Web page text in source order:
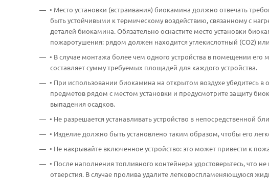
• Место установки (встраивания) биокамина должно отвечать
быть устойчивыми к термическому воздействию, связанному с
деталей биокамина. Обязательно оснастите место установки
пожаротушения: рядом должен находится углекислотный (CO2)
• В случае монтажа более чем одного устройства в помещении
составляет сумму требуемых площадей для каждого устройства.
• При использовании биокамина на открытом воздухе убедитесь в
предметов рядом с местом установки и предусмотрите защиту
выпадения осадков.
• Не разрешается устанавливать устройство в непосредственной
• Изделие должно быть установлено таким образом, чтобы его
• Не накрывайте включенное устройство: это может привести к
• После наполнения топливного контейнера удостоверьтесь, что
отверстия. В случае пролива удалите легковоспламеняющуюся